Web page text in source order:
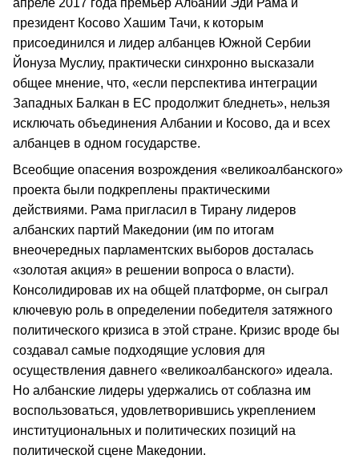
апреле 2017 года премьер Албании Эди Рама и
президент Косово Хашим Тачи, к которым
присоединился и лидер албанцев Южной Сербии
Йонуза Муслиу, практически синхронно высказали
общее мнение, что, «если перспектива интеграции
Западных Балкан в ЕС продолжит бледнеть», нельзя
исключать объединения Албании и Косово, да и всех
албанцев в одном государстве.
Всеобщие опасения возрождения «великоалбанского»
проекта были подкреплены практическими
действиями. Рама пригласил в Тирану лидеров
албанских партий Македонии (им по итогам
внеочередных парламентских выборов досталась
«золотая акция» в решении вопроса о власти).
Консолидировав их на общей платформе, он сыграл
ключевую роль в определении победителя затяжного
политического кризиса в этой стране. Кризис вроде бы
создавал самые подходящие условия для
осуществления давнего «великоалбанского» идеала.
Но албанские лидеры удержались от соблазна им
воспользоваться, удовлетворившись укреплением
институциональных и политических позиций на
политической сцене Македонии.